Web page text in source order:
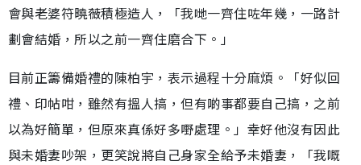
會與老婆符曉薇積極造人，「我哋一齊住咗年幾，一路計
劃會結婚，所以之前一齊住磨合下。」
目前正籌備婚禮的陳柏宇，表示過程十分麻煩。「好似回
禮、印帖咁，雖然有搵人搞，但有啲事都要自己搞，之前
以為好簡單，但原來真係好多嘢處理。」幸好他沒有因此
與未婚妻吵架，更笑說將自己身家全給予未婚妻，「我嘅